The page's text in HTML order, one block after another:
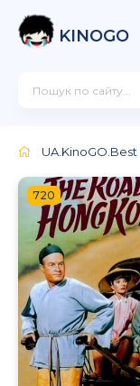
KINOGO
UA.KinoGO.Best
720